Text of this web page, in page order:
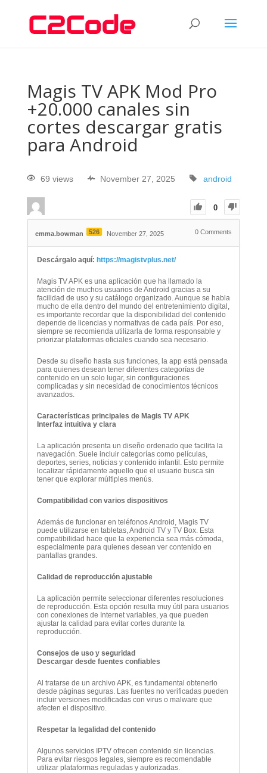
Magis TV APK Mod Pro
+20.000 canales sin
cortes descargar gratis
para Android
69 views November 27, 2025 android
0
emma.bowman 526 November 27, 2025 0 Comments
Descárgalo aquí: https://magistvplus.net/
Magis TV APK es una aplicación que ha llamado la
atención de muchos usuarios de Android gracias a su
facilidad de uso y su catálogo organizado. Aunque se habla
mucho de ella dentro del mundo del entretenimiento digital,
es importante recordar que la disponibilidad del contenido
depende de licencias y normativas de cada país. Por eso,
siempre se recomienda utilizarla de forma responsable y
priorizar plataformas oficiales cuando sea necesario.
Desde su diseño hasta sus funciones, la app está pensada
para quienes desean tener diferentes categorías de
contenido en un solo lugar, sin configuraciones
complicadas y sin necesidad de conocimientos técnicos
avanzados.
Características principales de Magis TV APK
Interfaz intuitiva y clara
La aplicación presenta un diseño ordenado que facilita la
navegación. Suele incluir categorías como películas,
deportes, series, noticias y contenido infantil. Esto permite
localizar rápidamente aquello que el usuario busca sin
tener que explorar múltiples menús.
Compatibilidad con varios dispositivos
Además de funcionar en teléfonos Android, Magis TV
puede utilizarse en tabletas, Android TV y TV Box. Esta
compatibilidad hace que la experiencia sea más cómoda,
especialmente para quienes desean ver contenido en
pantallas grandes.
Calidad de reproducción ajustable
La aplicación permite seleccionar diferentes resoluciones
de reproducción. Esta opción resulta muy útil para usuarios
con conexiones de Internet variables, ya que pueden
ajustar la calidad para evitar cortes durante la
reproducción.
Consejos de uso y seguridad
Descargar desde fuentes confiables
Al tratarse de un archivo APK, es fundamental obtenerlo
desde páginas seguras. Las fuentes no verificadas pueden
incluir versiones modificadas con virus o malware que
afecten el dispositivo.
Respetar la legalidad del contenido
Algunos servicios IPTV ofrecen contenido sin licencias.
Para evitar riesgos legales, siempre es recomendable
utilizar plataformas reguladas y autorizadas.